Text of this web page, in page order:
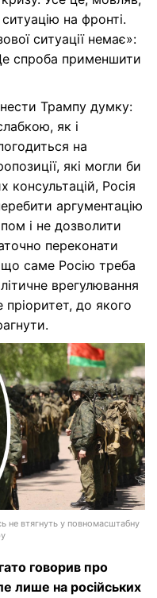
на фронті.
ситуації немає»:
спроба применшити
Трампу думку:
як і
на
які могли би
консультацій, Росія
аргументацію
і не дозволити
переконати
саме Росію треба
врегулювання
до якого
не втягнуть у повномасштабну
говорив про
лише на російських